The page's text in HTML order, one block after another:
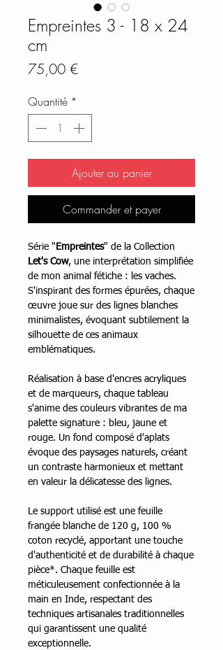
Empreintes 3 - 18 x 24
cm
75,00 €Prix
Quantité *
Ajouter au panier
Commander et payer
Série " Empreintes" de la Collection
Let's Cow, une interprétation simplifiée
de mon animal fétiche : les vaches.
S'inspirant des formes épurées, chaque
œuvre joue sur des lignes blanches
minimalistes, évoquant subtilement la
silhouette de ces animaux
emblématiques.
Réalisation à base d'encres acryliques
et de marqueurs, chaque tableau
s'anime des couleurs vibrantes de ma
palette signature : bleu, jaune et
rouge. Un fond composé d'aplats
évoque des paysages naturels, créant
un contraste harmonieux et mettant
en valeur la délicatesse des lignes.
Le support utilisé est une feuille
frangée blanche de 120 g, 100 %
coton recyclé, apportant une touche
d'authenticité et de durabilité à chaque
pièce*. Chaque feuille est
méticuleusement confectionnée à la
main en Inde, respectant des
techniques artisanales traditionnelles
qui garantissent une qualité
exceptionnelle.